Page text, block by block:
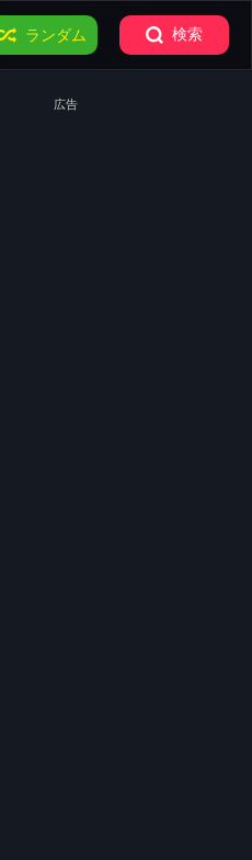
ランダム 検索
広告